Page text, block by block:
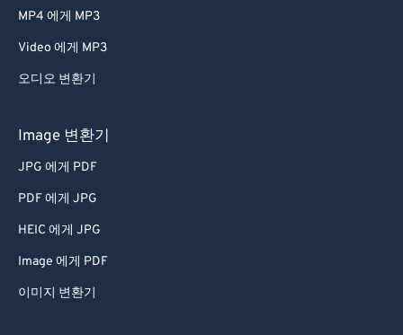
MP4 에게 MP3
Video 에게 MP3
오디오 변환기
Image 변환기
JPG 에게 PDF
PDF 에게 JPG
HEIC 에게 JPG
Image 에게 PDF
이미지 변환기